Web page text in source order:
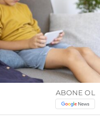
ABONE OL